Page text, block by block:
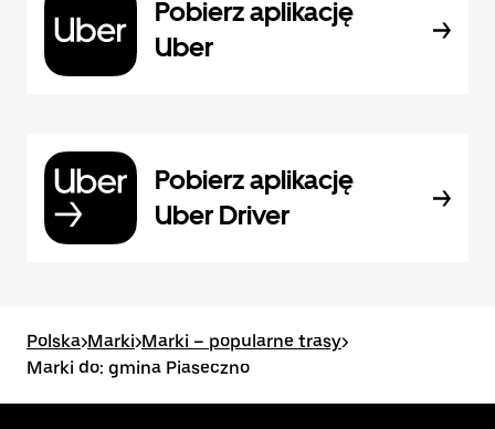
Pobierz aplikację
Uber
Pobierz aplikację
Uber Driver
Polska>Marki>Marki – popularne trasy>
Marki do: gmina Piaseczno